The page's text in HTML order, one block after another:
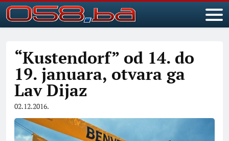
“Kustendorf” od 14. do
19. januara, otvara ga
Lav Dijaz
02.12.2016.